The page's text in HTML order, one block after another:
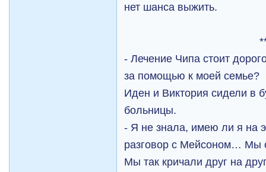
нет шанса выжить.
- Лечение Чипа стоит
за помощью к моей семье?
Иден и Виктория сидели в
больницы.
- Я не знала, имею ли я на
разговор с Мейсоном… Мы
Мы так кричали друг на